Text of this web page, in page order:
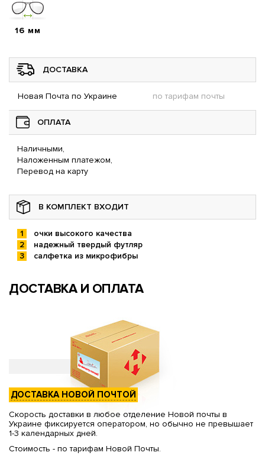
16 мм
ДОСТАВКА
Новая Почта по Украине по тарифам почты
ОПЛАТА
Наличными,
Наложенным платежом,
Перевод на карту
В КОМПЛЕКТ ВХОДИТ
очки высокого качества
надежный твердый футляр
салфетка из микрофибры
ДОСТАВКА И ОПЛАТА
ДОСТАВКА НОВОЙ ПОЧТОЙ
Скорость доставки в любое отделение Новой почты в
Украине фиксируется оператором, но обычно не превышает
1-3 календарных дней.
Стоимость - по тарифам Новой Почты.